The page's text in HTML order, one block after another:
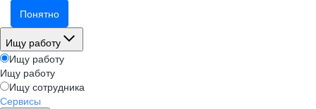
Понятно
Ищу работу
Ищу работу
Ищу работу
Ищу сотрудника
Сервисы